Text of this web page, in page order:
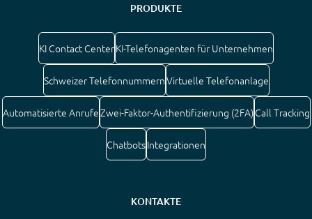
PRODUKTE
KI Contact CenterKI-Telefonagenten für Unternehmen
Schweizer TelefonnummernVirtuelle Telefonanlage
Automatisierte AnrufeZwei-Faktor-Authentifizierung (2FA)Call Tracking
ChatbotsIntegrationen
KONTAKTE